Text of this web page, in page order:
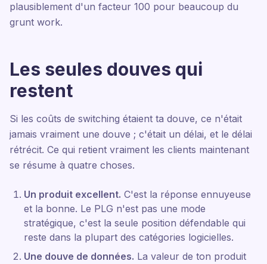
plausiblement d'un facteur 100 pour beaucoup du
grunt work.
Les seules douves qui
restent
Si les coûts de switching étaient ta douve, ce n'était
jamais vraiment une douve ; c'était un délai, et le délai
rétrécit. Ce qui retient vraiment les clients maintenant
se résume à quatre choses.
Un produit excellent. C'est la réponse ennuyeuse
et la bonne. Le PLG n'est pas une mode
stratégique, c'est la seule position défendable qui
reste dans la plupart des catégories logicielles.
Une douve de données. La valeur de ton produit